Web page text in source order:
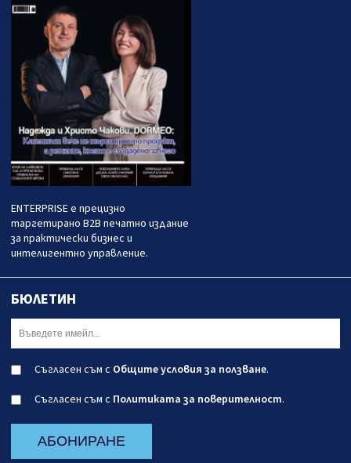
ENTERPRISE е прецизно
таргетирано B2B печатно издание
за практически бизнес и
интелигентно управление.
БЮЛЕТИН
Съгласен съм с Общите условия за ползване.
Съгласен съм с Политиката за поверителност.
АБОНИРАНЕ